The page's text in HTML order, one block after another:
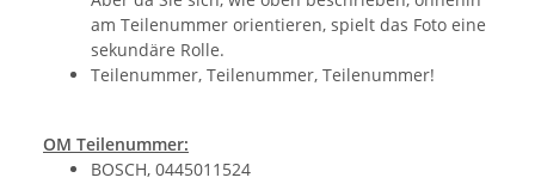
am Teilenummer orientieren, spielt das Foto eine
sekundäre Rolle.
Teilenummer, Teilenummer, Teilenummer!
OM Teilenummer:
BOSCH, 0445011524